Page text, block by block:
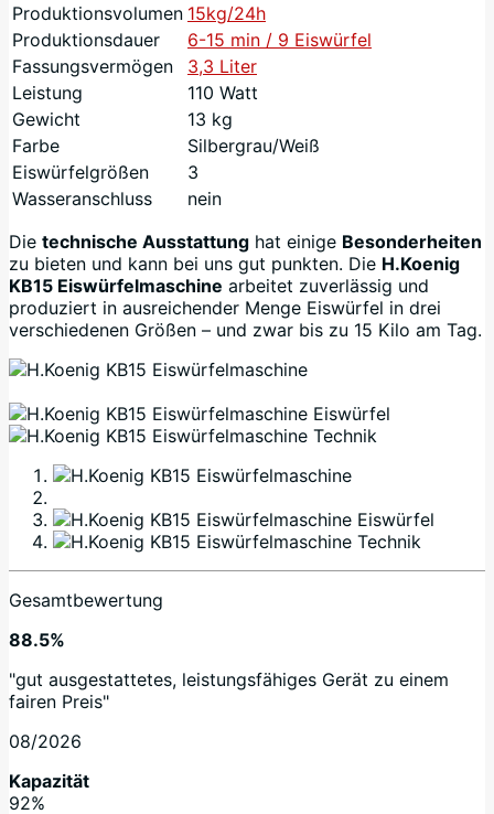
Produktionsvolumen 15kg/24h
Produktionsdauer
6-15 min / 9 Eiswürfel
Fassungsvermögen
3,3 Liter
Leistung
110 Watt
Gewicht
13 kg
Farbe
Silbergrau/Weiß
Eiswürfelgrößen
3
Wasseranschluss
nein
Die technische Ausstattung hat einige Besonderheiten
zu bieten und kann bei uns gut punkten. Die H.Koenig
KB15 Eiswürfelmaschine arbeitet zuverlässig und
produziert in ausreichender Menge Eiswürfel in drei
verschiedenen Größen – und zwar bis zu 15 Kilo am Tag.
Gesamtbewertung
88.5%
"gut ausgestattetes, leistungsfähiges Gerät zu einem
fairen Preis"
08/2026
Kapazität
92%